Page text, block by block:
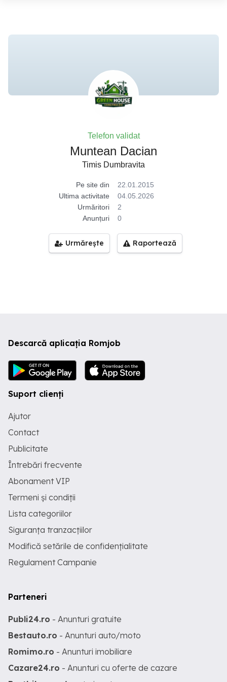
Telefon validat
Muntean Dacian
Timis Dumbravita
Pe site din
22.01.2015
Ultima activitate
04.05.2026
Urmăritori
2
Anunțuri
0
Urmărește Raportează
Descarcă aplicația Romjob
Suport clienți
Ajutor
Contact
Publicitate
Întrebări frecvente
Abonament VIP
Termeni și condiții
Lista categoriilor
Siguranța tranzacțiilor
Modifică setările de confidențialitate
Regulament Campanie
Parteneri
Publi24.ro - Anunturi gratuite
Bestauto.ro - Anunturi auto/moto
Romimo.ro - Anunturi imobiliare
Cazare24.ro - Anunturi cu oferte de cazare